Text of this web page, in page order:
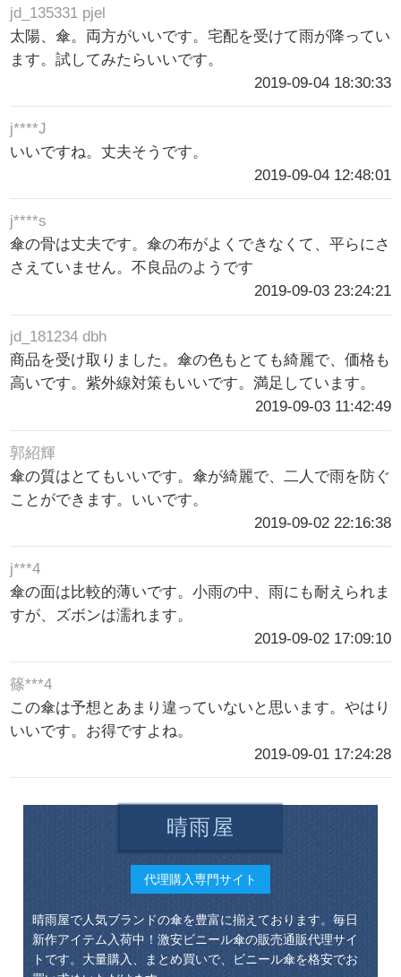
jd_135331 pjel
太陽、傘。両方がいいです。宅配を受けて雨が降ってい
ます。試してみたらいいです。
2019-09-04 18:30:33
j****J
いいですね。丈夫そうです。
2019-09-04 12:48:01
j****s
傘の骨は丈夫です。傘の布がよくできなくて、平らにさ
さえていません。不良品のようです
2019-09-03 23:24:21
jd_181234 dbh
商品を受け取りました。傘の色もとても綺麗で、価格も
高いです。紫外線対策もいいです。満足しています。
2019-09-03 11:42:49
郭紹輝
傘の質はとてもいいです。傘が綺麗で、二人で雨を防ぐ
ことができます。いいです。
2019-09-02 22:16:38
j***4
傘の面は比較的薄いです。小雨の中、雨にも耐えられま
すが、ズボンは濡れます。
2019-09-02 17:09:10
篠***4
この傘は予想とあまり違っていないと思います。やはり
いいです。お得ですよね。
2019-09-01 17:24:28
晴雨屋
代理購入専門サイト
晴雨屋で人気ブランドの傘を豊富に揃えております。毎日
新作アイテム入荷中！激安ビニール傘の販売通販代理サイ
トです。大量購入、まとめ買いで、ビニール傘を格安でお